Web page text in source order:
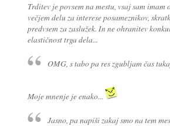
Trditev je povsem na mestu, vsaj sam imam
večjem delu za interese posameznikov,
predvsem za zaslužek. In ne ohranitev
elastičnost trga dela...
OMG, s tabo pa res zgubljam čas
Moje mnenje je enako...
Jasno, pa napiši zakaj smo na tem